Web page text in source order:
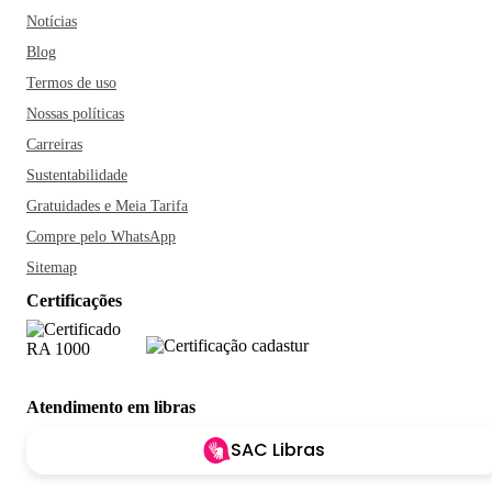
Notícias
Blog
Termos de uso
Nossas políticas
Carreiras
Sustentabilidade
Gratuidades e Meia Tarifa
Compre pelo WhatsApp
Sitemap
Certificações
Atendimento em libras
SAC Libras